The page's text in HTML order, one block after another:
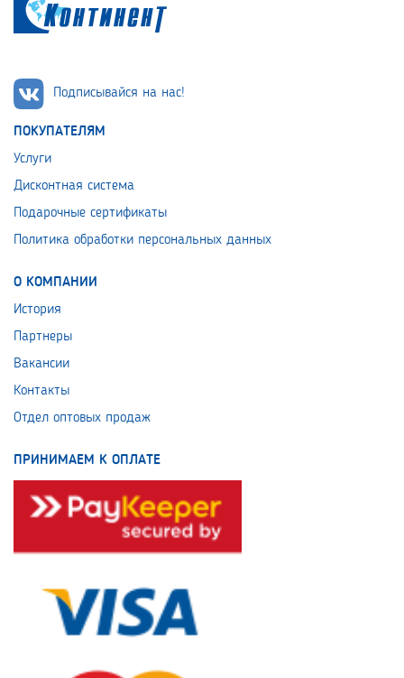
Подписывайся на нас!
ПОКУПАТЕЛЯМ
Услуги
Дисконтная система
Подарочные сертификаты
Политика обработки персональных данных
О КОМПАНИИ
История
Партнеры
Вакансии
Контакты
Отдел оптовых продаж
ПРИНИМАЕМ К ОПЛАТЕ